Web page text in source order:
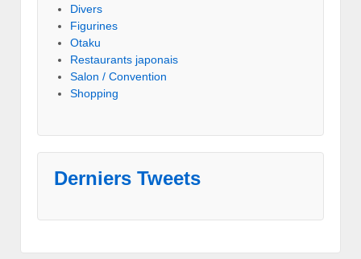
Divers
Figurines
Otaku
Restaurants japonais
Salon / Convention
Shopping
Derniers Tweets